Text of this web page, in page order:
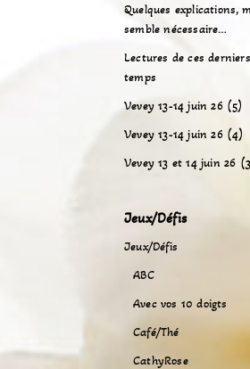
Quelques explications,
semble nécessaire…
Lectures de ces derniers
temps
Vevey 13-14 juin 26 (5)
Vevey 13-14 juin 26 (4)
Vevey 13 et 14 juin 26
Jeux/Défis
Jeux/Défis
ABC
Avec vos 10 doigts
Café/Thé
CathyRose